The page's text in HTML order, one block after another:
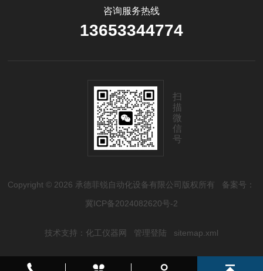
咨询服务热线
13653344774
扫
描
微
信
号
Copyright © 2026 承德菲锐自动化设备有限公司版权所有 备案号：
冀ICP备2024082620号-2
技术支持： 化工仪器网 管理登陆 sitemap.xml